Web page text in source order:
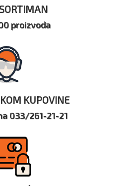
proizvoda
KUPOVINE
033/261-21-21